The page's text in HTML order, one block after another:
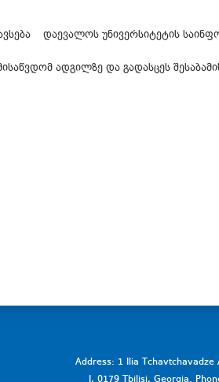
დაევალოს უნივერსიტეტის
ადგილზე და გადასცეს
Address: 1 Ilia Tchavtchavadze
I, 0179 Tbilisi, Georgia.